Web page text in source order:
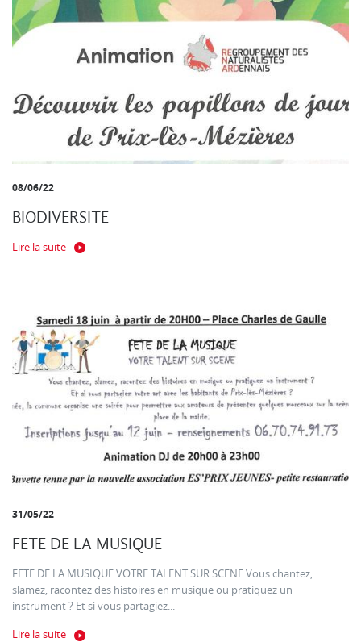
08/06/22
BIODIVERSITE
Lire la suite
31/05/22
FETE DE LA MUSIQUE
FETE DE LA MUSIQUE VOTRE TALENT SUR SCENE Vous chantez,
slamez, racontez des histoires en musique ou pratiquez un
instrument ? Et si vous partagiez...
Lire la suite